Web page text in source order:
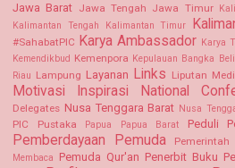
Jawa Barat Jawa Tengah Jawa Timur
Kalimantan Tengah
Kalimantan Timur
#SahabatPIC Karya Ambassador Karya
Kemendikbud Kemenpora Kepulauan Bangka
Riau Lampung Layanan Links Liputan
Motivasi Inspirasi National
Delegates Nusa Tenggara Barat Nusa
PIC Pustaka Papua Papua Barat Peduli
Pemberdayaan Pemuda Pemerintah
Membaca
Pemuda Qur'an Penerbit Buku